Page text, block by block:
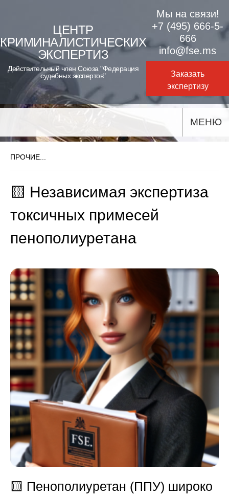
content
ЦЕНТР
КРИМИНАЛИСТИЧЕСКИХ
ЭКСПЕРТИЗ
Действительный член Союза "Федерация
судебных экспертов"
Мы на связи!
+7 (495) 666-5-
666
info@fse.ms
Заказать
экспертизу
МЕНЮ
ПРОЧИЕ...
🟨 Независимая экспертиза
токсичных примесей
пенополиуретана
🟨 Пенополиуретан (ППУ) широко